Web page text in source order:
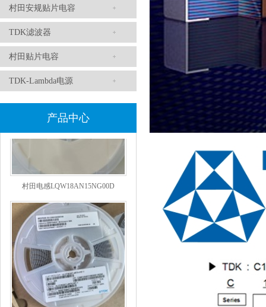
村田安规贴片电容
TDK滤波器
村田贴片电容
TDK-Lambda电源
产品中心
村田磁珠BLM18AG102SH1D
村田电感LQW18AN15NG00D